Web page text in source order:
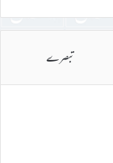
تبصرے